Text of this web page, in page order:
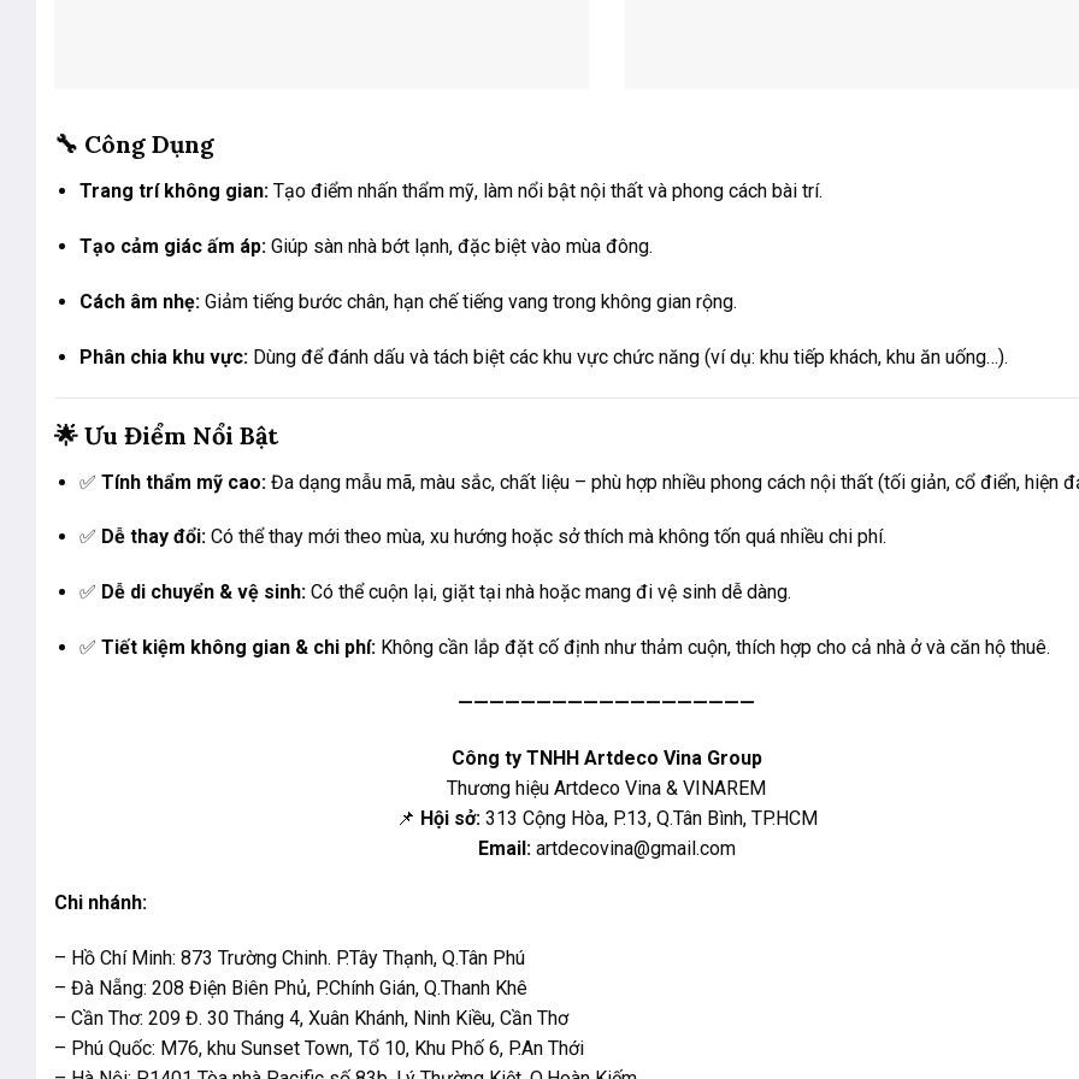
🔧 Công Dụng
Trang trí không gian:Tạo điểm nhấn thẩm mỹ, làm nổi bật nội thất và phong cách bài trí.
Tạo cảm giác ấm áp:Giúp sàn nhà bớt lạnh, đặc biệt vào mùa đông.
Cách âm nhẹ:Giảm tiếng bước chân, hạn chế tiếng vang trong không gian rộng.
Phân chia khu vực:Dùng để đánh dấu và tách biệt các khu vực chức năng (ví dụ: khu tiếp khách, khu ăn uống…).
🌟 Ưu Điểm Nổi Bật
✅ Tính thẩm mỹ cao:Đa dạng mẫu mã, màu sắc, chất liệu – phù hợp nhiều phong cách nội thất (tối giản, cổ điển, hiện
✅ Dễ thay đổi:Có thể thay mới theo mùa, xu hướng hoặc sở thích mà không tốn quá nhiều chi phí.
✅ Dễ di chuyển & vệ sinh:Có thể cuộn lại, giặt tại nhà hoặc mang đi vệ sinh dễ dàng.
✅ Tiết kiệm không gian & chi phí:Không cần lắp đặt cố định như thảm cuộn, thích hợp cho cả nhà ở và căn hộ thuê.
———————————————————
Công ty TNHH Artdeco Vina Group
Thương hiệu Artdeco Vina & VINAREM
📌 Hội sở:313 Cộng Hòa, P.13, Q.Tân Bình, TP.HCM
Email:artdecovina@gmail.com
Chi nhánh:
– Hồ Chí Minh: 873 Trường Chinh. P.Tây Thạnh, Q.Tân Phú
– Đà Nẵng: 208 Điện Biên Phủ, P.Chính Gián, Q.Thanh Khê
– Cần Thơ: 209 Đ. 30 Tháng 4, Xuân Khánh, Ninh Kiều, Cần Thơ
– Phú Quốc: M76, khu Sunset Town, Tổ 10, Khu Phố 6, P.An Thới